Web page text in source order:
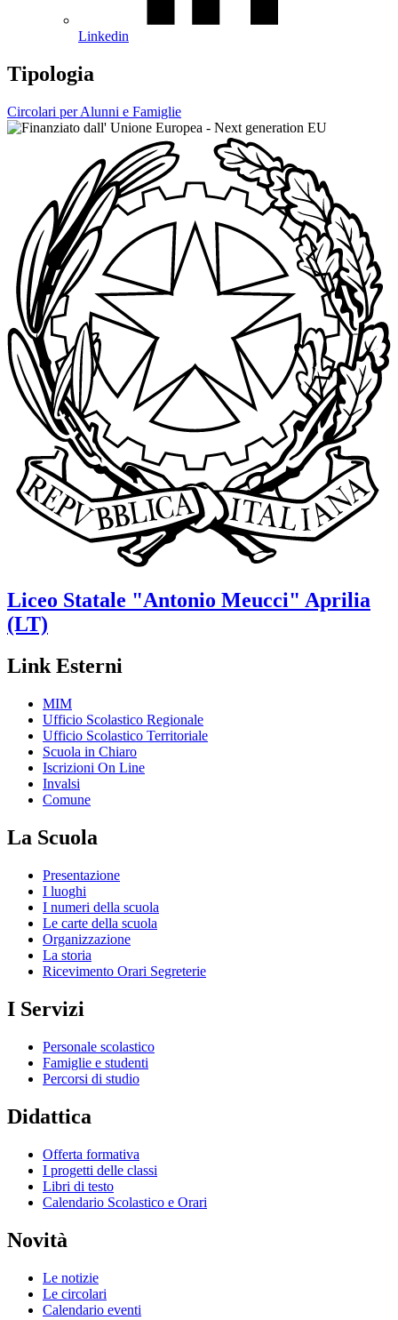
Linkedin
Tipologia
Circolari per Alunni e Famiglie
Liceo Statale "Antonio Meucci" Aprilia
(LT)
Link Esterni
MIM
Ufficio Scolastico Regionale
Ufficio Scolastico Territoriale
Scuola in Chiaro
Iscrizioni On Line
Invalsi
Comune
La Scuola
Presentazione
I luoghi
I numeri della scuola
Le carte della scuola
Organizzazione
La storia
Ricevimento Orari Segreterie
I Servizi
Personale scolastico
Famiglie e studenti
Percorsi di studio
Didattica
Offerta formativa
I progetti delle classi
Libri di testo
Calendario Scolastico e Orari
Novità
Le notizie
Le circolari
Calendario eventi